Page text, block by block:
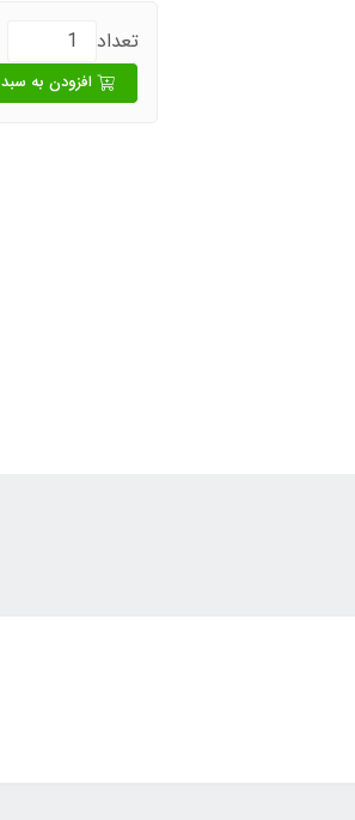
تعداد
افزودن به سبد